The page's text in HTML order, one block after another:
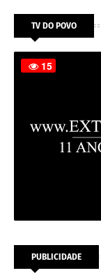
TV DO POVO
PUBLICIDADE